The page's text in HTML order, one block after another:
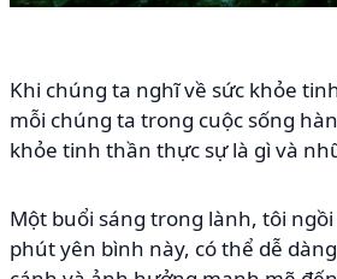
Khi chúng ta nghĩ về sức khỏe
mỗi chúng ta trong cuộc sống
khỏe tinh thần thực sự là gì và
Một buổi sáng trong lành, tôi
phút yên bình này, có thể dễ